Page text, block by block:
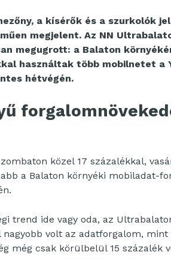
a kísérők és a szurkolók
megjelent. Az NN
megugrott: a Balaton
használtak több mobilnetet a
hétvégén.
közel 17 százalékkal,
a Balaton környéki mobiladat-
trend ide vagy oda, az
nagyobb volt az adatforgalom,
még csak körülbelül 15 százalék